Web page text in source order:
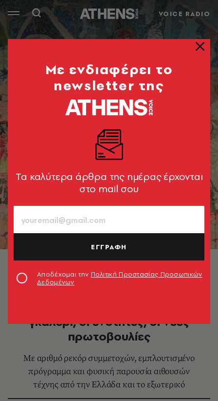
VOICE RADIO
Λεπτομέρεια από το έργο "Sacrifice" του Δαυίδ
Gallery
γκαλερί, οι ενότητες, οι νέες
πρωτοβουλίες
Με αριθμό ρεκόρ συμμετοχών, εμπλουτισμένο
πρόγραμμα και φυσική παρουσία αιθουσών
τέχνης από την Ελλάδα και το εξωτερικό
Mε ενδιαφέρει το
newsletter της
Tα καλύτερα άρθρα της ημέρας έρχονται
στο mail σου
ΕΓΓΡΑΦΗ
Αποδέχομαι την Πολιτική Προστασίας Προσωπικών
Δεδομένων